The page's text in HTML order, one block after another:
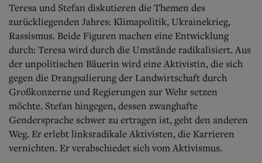
Teresa und Stefan diskutieren die Themen des
zurückliegenden Jahres: Klimapolitik, Ukrainekrieg,
Rassismus. Beide Figuren machen eine Entwicklung
durch: Teresa wird durch die Umstände radikalisiert. Aus
der unpolitischen Bäuerin wird eine Aktivistin, die sich
gegen die Drangsalierung der Landwirtschaft durch
Großkonzerne und Regierungen zur Wehr setzen
möchte. Stefan hingegen, dessen zwanghafte
Gendersprache schwer zu ertragen ist, geht den anderen
Weg. Er erlebt linksradikale Aktivisten, die Karrieren
vernichten. Er verabschiedet sich vom Aktivismus.